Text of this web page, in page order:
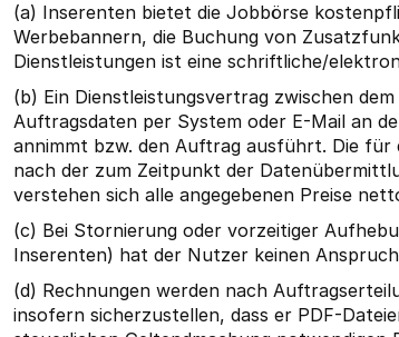
(a) Inserenten bietet die Jobbörse
Werbebannern, die Buchung von
Dienstleistungen ist eine schriftliche/
(b) Ein Dienstleistungsvertrag zwischen
Auftragsdaten per System oder E-Mail an
annimmt bzw. den Auftrag ausführt. Die
nach der zum Zeitpunkt der
verstehen sich alle angegebenen Preise
(c) Bei Stornierung oder vorzeitiger
Inserenten) hat der Nutzer keinen
(d) Rechnungen werden nach
insofern sicherzustellen, dass er PDF-